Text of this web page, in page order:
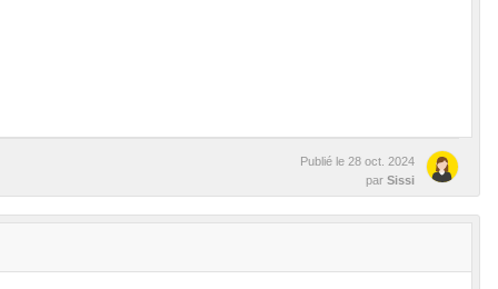
Publié le 28 oct. 2024
par Sissi